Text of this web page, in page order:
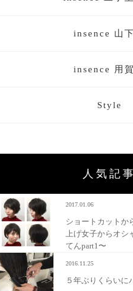
insence 山
insence 用
Style
人気記事
2017.01.06
ショートカットか
上げ女子からオシ
てんpart1〜
2016.11.25
５年ぶりくらいに